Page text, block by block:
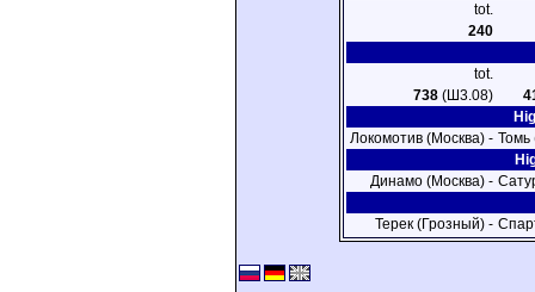
tot.
240
tot.
738(Ш3.08)
Локомотив (Москва) - Томь
Динамо (Москва) -
Терек (Грозный) -